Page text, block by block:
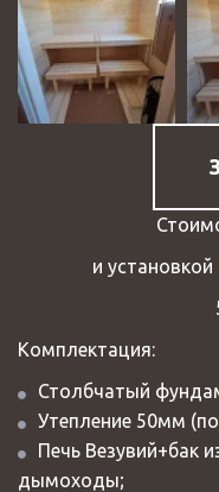
и
Комплектация:
Столбчатый
Утепление 50мм
Печь Везувий+бак
дымоходы;